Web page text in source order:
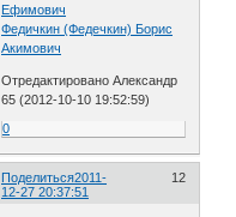
Ефимович
Федичкин (Федечкин) Борис
Акимович
Отредактировано Александр
65 (2012-10-10 19:52:59)
0
Поделиться 12
2011-
12-27 20:37:51